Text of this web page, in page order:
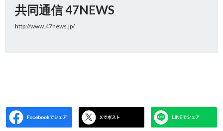
共同通信 47NEWS
http://www.47news.jp/